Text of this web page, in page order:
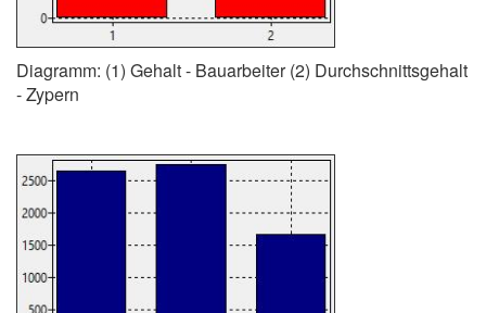
Diagramm: (1) Gehalt - Bauarbeiter (2) Durchschnittsgehalt
- Zypern